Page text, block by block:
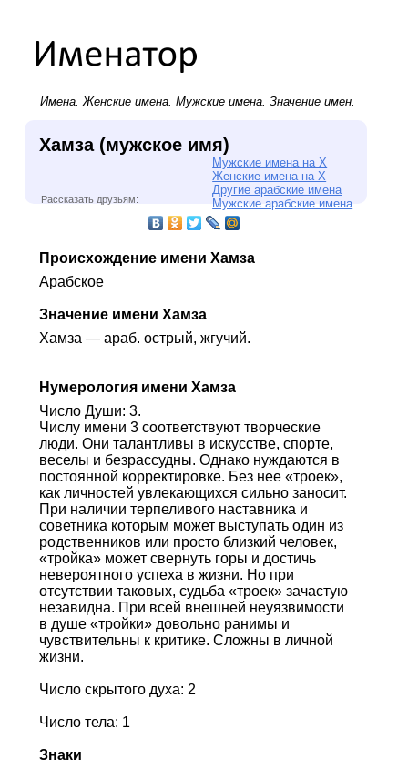
Имена.Женские имена. Мужские имена. Значение имен.
Хамза (мужское имя)
Мужские имена на Х
Женские имена на Х
Другие арабские имена
Мужские арабские имена
Рассказать друзьям:
Происхождение имени Хамза
Арабское
Значение имени Хамза
Хамза — араб. острый, жгучий.
Нумерология имени Хамза
Число Души: 3.
Числу имени 3 соответствуют творческие
люди. Они талантливы в искусстве, спорте,
веселы и безрассудны. Однако нуждаются в
постоянной корректировке. Без нее «троек»,
как личностей увлекающихся сильно заносит.
При наличии терпеливого наставника и
советника которым может выступать один из
родственников или просто близкий человек,
«тройка» может свернуть горы и достичь
невероятного успеха в жизни. Но при
отсутствии таковых, судьба «троек» зачастую
незавидна. При всей внешней неуязвимости
в душе «тройки» довольно ранимы и
чувствительны к критике. Сложны в личной
жизни.
Число скрытого духа: 2
Число тела: 1
Знаки